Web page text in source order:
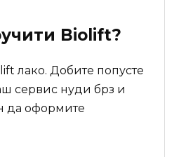
Biolift?
лакo. Добите попусте
сервис нуди брз и
да оформите